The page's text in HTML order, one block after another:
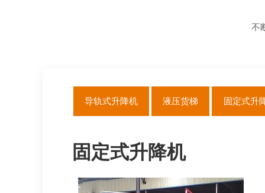
不
导轨式升降机 液压货梯 固定式升
固定式升降机